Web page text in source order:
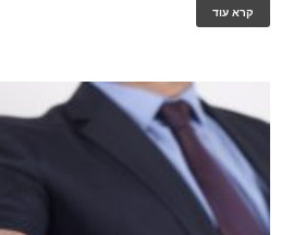
קרא עוד